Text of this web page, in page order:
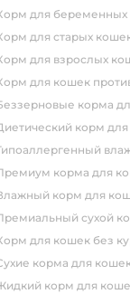
корм для
корм для старых
корм для взрослых
корм для кошек
беззерновые корма
диетический корм
гипоаллергенный
премиум корма для
влажный корм для
премиальный сухой
корм для кошек без
сухие корма для
жидкий корм для